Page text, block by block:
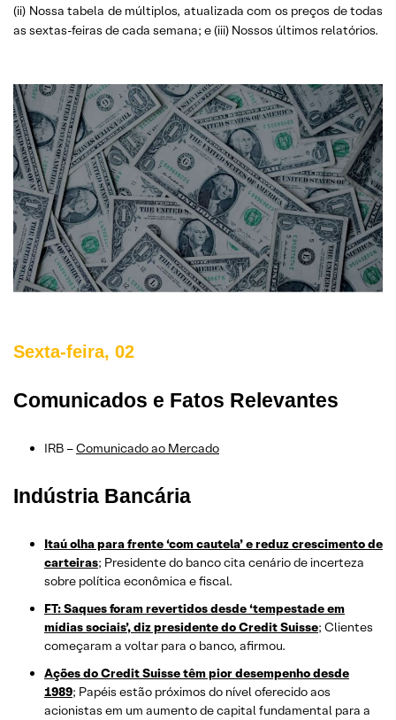
(ii) Nossa tabela de múltiplos, atualizada com os preços de todas
as sextas-feiras de cada semana; e (iii) Nossos últimos relatórios.
Sexta-feira, 02
Comunicados e Fatos Relevantes
IRB –Comunicado ao Mercado
Indústria Bancária
Itaú olha para frente ‘com cautela’ e reduz crescimento de
carteiras; Presidente do banco cita cenário de incerteza
sobre política econômica e fiscal.
FT: Saques foram revertidos desde ‘tempestade em
mídias sociais’, diz presidente do Credit Suisse; Clientes
começaram a voltar para o banco, afirmou.
Ações do Credit Suisse têm pior desempenho desde
1989; Papéis estão próximos do nível oferecido aos
acionistas em um aumento de capital fundamental para a